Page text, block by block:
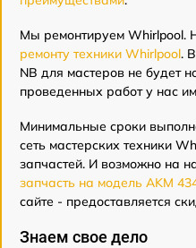
Мы ремонтируем Whirlpool.
ремонту техники Whirlpool.
NB для мастеров не будет
проведенных работ у нас
Минимальные сроки
сеть мастерских техники
запчастей. И возможно на
запчасть на модель AKM
сайте - предоставляется
Знаем свое дело